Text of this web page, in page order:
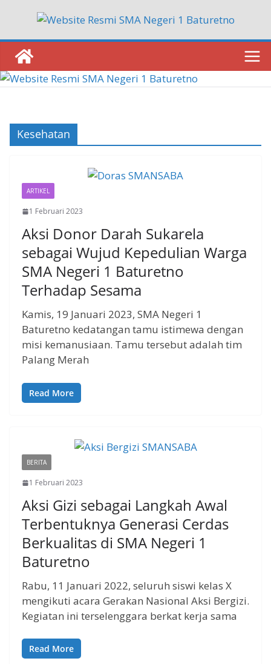
content
Kesehatan
ARTIKEL
1 Februari 2023
Aksi Donor Darah Sukarela
sebagai Wujud Kepedulian Warga
SMA Negeri 1 Baturetno
Terhadap Sesama
Kamis, 19 Januari 2023, SMA Negeri 1
Baturetno kedatangan tamu istimewa dengan
misi kemanusiaan. Tamu tersebut adalah tim
Palang Merah
Read More
BERITA
1 Februari 2023
Aksi Gizi sebagai Langkah Awal
Terbentuknya Generasi Cerdas
Berkualitas di SMA Negeri 1
Baturetno
Rabu, 11 Januari 2022, seluruh siswi kelas X
mengikuti acara Gerakan Nasional Aksi Bergizi.
Kegiatan ini terselenggara berkat kerja sama
Read More